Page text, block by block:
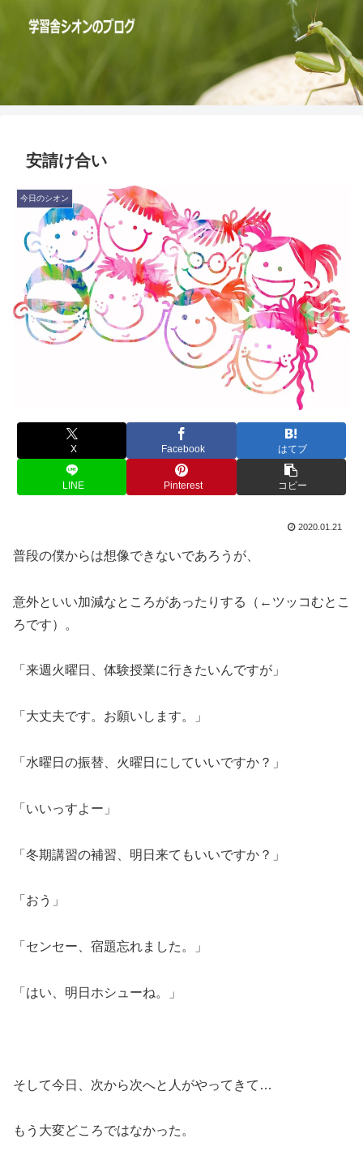
安請け合い
今日のシオン
X Facebook はてブ
LINE Pinterest コピー
2020.01.21
普段の僕からは想像できないであろうが、
意外といい加減なところがあったりする（←ツッコむとこ
ろです）。
「来週火曜日、体験授業に行きたいんですが」
「大丈夫です。お願いします。」
「水曜日の振替、火曜日にしていいですか？」
「いいっすよー」
「冬期講習の補習、明日来てもいいですか？」
「おう」
「センセー、宿題忘れました。」
「はい、明日ホシューね。」
そして今日、次から次へと人がやってきて…
もう大変どころではなかった。